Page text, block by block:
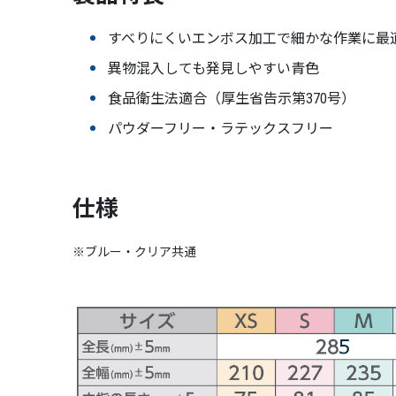
すべりにくいエンボス加工で細かな作業に最
異物混入しても発見しやすい青色
食品衛生法適合（厚生省告示第370号）
パウダーフリー・ラテックスフリー
仕様
※ブルー・クリア共通